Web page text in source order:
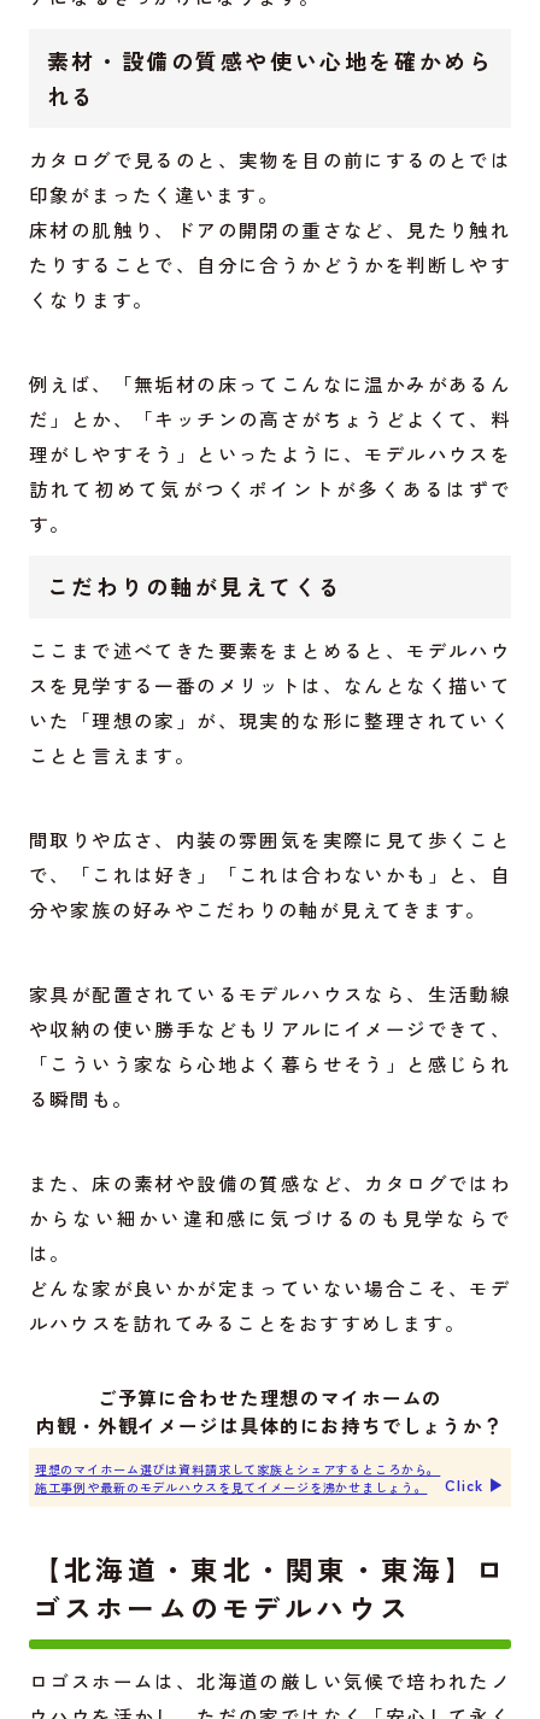
素材・設備の質感や使い心地を確かめら
れる
カタログで見るのと、実物を目の前にするのとでは
印象がまったく違います。
床材の肌触り、ドアの開閉の重さなど、見たり触れ
たりすることで、自分に合うかどうかを判断しやす
くなります。
例えば、「無垢材の床ってこんなに温かみがあるん
だ」とか、「キッチンの高さがちょうどよくて、料
理がしやすそう」といったように、モデルハウスを
訪れて初めて気がつくポイントが多くあるはずで
す。
こだわりの軸が見えてくる
ここまで述べてきた要素をまとめると、モデルハウ
スを見学する一番のメリットは、なんとなく描いて
いた「理想の家」が、現実的な形に整理されていく
ことと言えます。
間取りや広さ、内装の雰囲気を実際に見て歩くこと
で、「これは好き」「これは合わないかも」と、自
分や家族の好みやこだわりの軸が見えてきます。
家具が配置されているモデルハウスなら、生活動線
や収納の使い勝手などもリアルにイメージできて、
「こういう家なら心地よく暮らせそう」と感じられ
る瞬間も。
また、床の素材や設備の質感など、カタログではわ
からない細かい違和感に気づけるのも見学ならで
は。
どんな家が良いかが定まっていない場合こそ、モデ
ルハウスを訪れてみることをおすすめします。
ご予算に合わせた理想のマイホームの
内観・外観イメージは具体的にお持ちでしょうか？
理想のマイホーム選びは資料請求して家族とシェアするところから。
施工事例や最新のモデルハウスを見てイメージを沸かせましょう。
Click ▶︎
【北海道・東北・関東・東海】ロ
ゴスホームのモデルハウス
ロゴスホームは、北海道の厳しい気候で培われたノ